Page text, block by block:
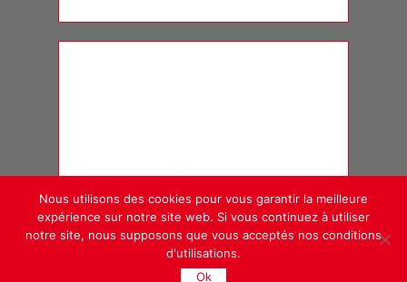
© 2026 Copyright | Sunnex Equipement France
Nous utilisons des cookies pour vous garantir la meilleure
expérience sur notre site web. Si vous continuez à utiliser
notre site, nous supposons que vous acceptés nos conditions
d'utilisations.
Ok